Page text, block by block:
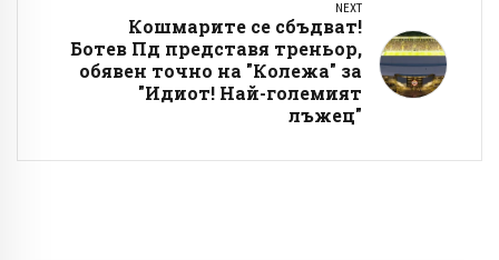
NEXT
Кошмарите се сбъдват!
Ботев Пд представя треньор,
обявен точно на "Колежа" за
"Идиот! Най-големият
лъжец"